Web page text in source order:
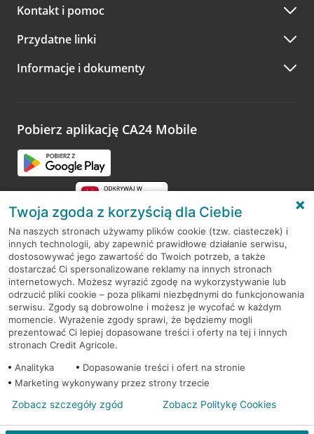
Kontakt i pomoc
Przydatne linki
Informacje i dokumenty
Pobierz aplikację CA24 Mobile
RODO
Regulamin serwisu
Mapa serwisu
PolitykaCookies
© 2026 Credit Agricole Bank Polska S.A. Wszelkie prawa zastrzeżone
Twoja zgoda z korzyścią dla Ciebie
Na naszych stronach używamy plików cookie (tzw. ciasteczek) i
innych technologii, aby zapewnić prawidłowe działanie serwisu,
dostosowywać jego zawartość do Twoich potrzeb, a także
dostarczać Ci spersonalizowane reklamy na innych stronach
internetowych. Możesz wyrazić zgodę na wykorzystywanie lub
odrzucić pliki cookie – poza plikami niezbędnymi do funkcjonowania
serwisu. Zgody są dobrowolne i możesz je wycofać w każdym
momencie. Wyrażenie zgody sprawi, że będziemy mogli
prezentować Ci lepiej dopasowane treści i oferty na tej i innych
stronach Credit Agricole.
Analityka
Dopasowanie treści i ofert na stronie
Marketing wykonywany przez strony trzecie
Zobacz szczegóły zgód Zobacz Politykę Cookies